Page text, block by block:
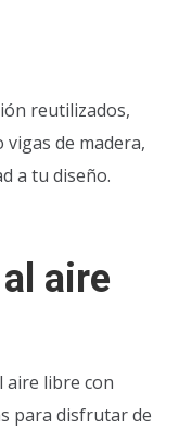
reutilizados,
de madera,
a tu diseño.
aire
aire libre con
para disfrutar de